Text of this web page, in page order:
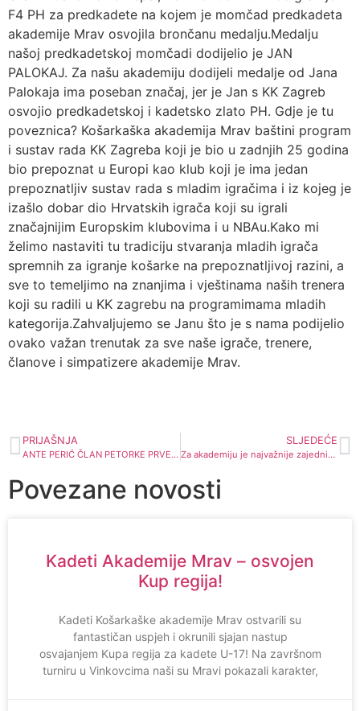
F4 PH za predkadete na kojem je momčad predkadeta
akademije Mrav osvojila brončanu medalju.Medalju
našoj predkadetskoj momčadi dodijelio je JAN
PALOKAJ. Za našu akademiju dodijeli medalje od Jana
Palokaja ima poseban značaj, jer je Jan s KK Zagreb
osvojio predkadetskoj i kadetsko zlato PH. Gdje je tu
poveznica? Košarkaška akademija Mrav baštini program
i sustav rada KK Zagreba koji je bio u zadnjih 25 godina
bio prepoznat u Europi kao klub koji je ima jedan
prepoznatljiv sustav rada s mladim igračima i iz kojeg je
izašlo dobar dio Hrvatskih igrača koji su igrali
značajnijim Europskim klubovima i u NBAu.Kako mi
želimo nastaviti tu tradiciju stvaranja mladih igrača
spremnih za igranje košarke na prepoznatljivoj razini, a
sve to temeljimo na znanjima i vještinama naših trenera
koji su radili u KK zagrebu na programimama mladih
kategorija.Zahvaljujemo se Janu što je s nama podijelio
ovako važan trenutak za sve naše igrače, trenere,
članove i simpatizere akademije Mrav.
PRIJAŠNJA
ANTE PERIĆ ČLAN PETORKE PRVENSTVA I NAJBOLJI STRIJELAC PH PREDKADETA
SLJEDEĆE
Za akademiju je najvažnije zajedništvo
Povezane novosti
Kadeti Akademije Mrav – osvojen
Kup regija!
Kadeti Košarkaške akademije Mrav ostvarili su
fantastičan uspjeh i okrunili sjajan nastup
osvajanjem Kupa regija za kadete U-17! Na završnom
turniru u Vinkovcima naši su Mravi pokazali karakter,